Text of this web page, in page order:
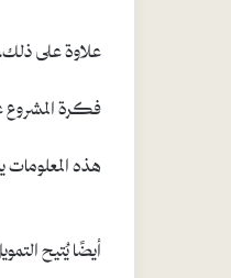
علاوة على
فكرة
هذه
أيضًا يُتيح